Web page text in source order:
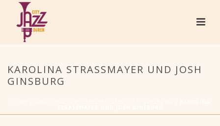
KAROLINA STRASSMAYER UND JOSH
GINSBURG